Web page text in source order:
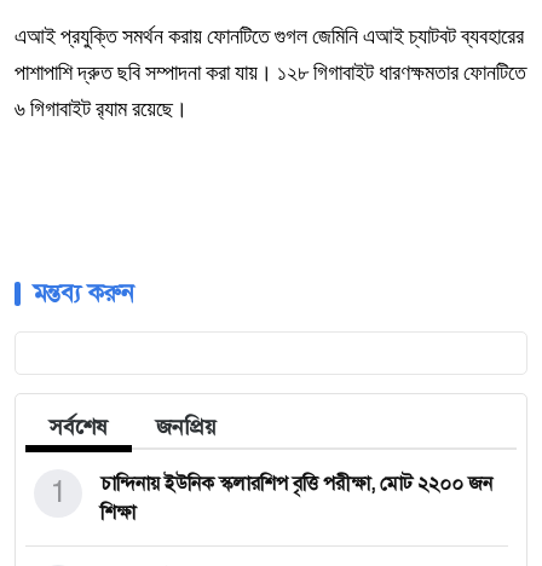
এআই প্রযুক্তি সমর্থন করায় ফোনটিতে গুগল জেমিনি এআই চ্যাটবট ব্যবহারের
পাশাপাশি দ্রুত ছবি সম্পাদনা করা যায়। ১২৮ গিগাবাইট ধারণক্ষমতার ফোনটিতে
৬ গিগাবাইট র‍্যাম রয়েছে।
মন্তব্য করুন
সর্বশেষ জনপ্রিয়
চান্দিনায় ইউনিক স্কলারশিপ বৃত্তি পরীক্ষা, মোট ২২০০ জন
শিক্ষা
1